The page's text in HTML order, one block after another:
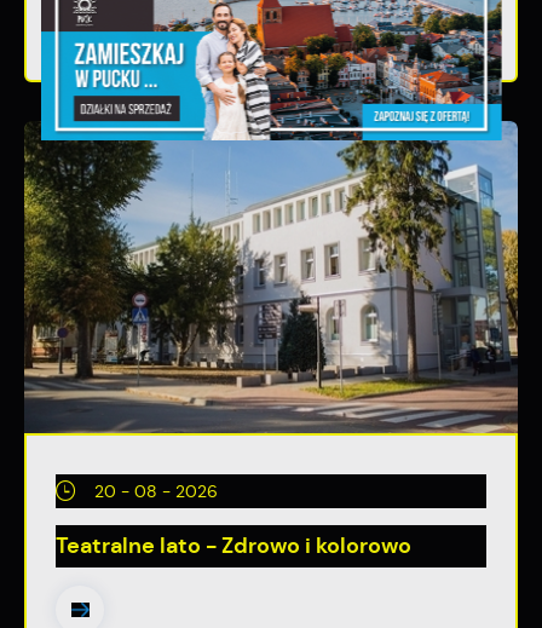
20 - 08 - 2026
Teatralne lato - Zdrowo i kolorowo